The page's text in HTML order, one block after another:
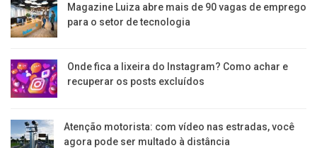
Magazine Luiza abre mais de 90 vagas de emprego
para o setor de tecnologia
Onde fica a lixeira do Instagram? Como achar e
recuperar os posts excluídos
Atenção motorista: com vídeo nas estradas, você
agora pode ser multado à distância